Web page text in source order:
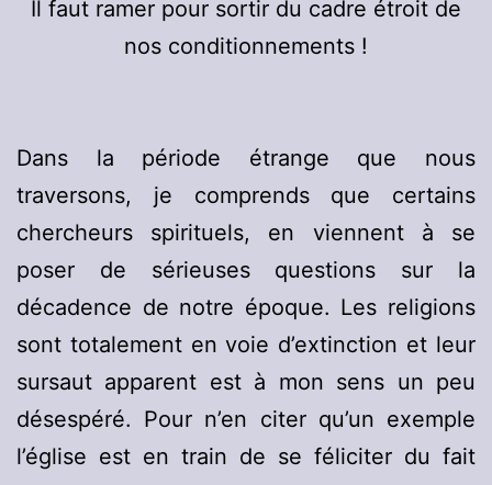
Il faut ramer pour sortir du cadre étroit de
nos conditionnements !
Dans la période étrange que nous
traversons, je comprends que certains
chercheurs spirituels, en viennent à se
poser de sérieuses questions sur la
décadence de notre époque. Les religions
sont totalement en voie d’extinction et leur
sursaut apparent est à mon sens un peu
désespéré. Pour n’en citer qu’un exemple
l’église est en train de se féliciter du fait